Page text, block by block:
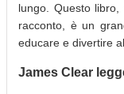
lungo. Questo
racconto, è un
educare e divertire
James Clear